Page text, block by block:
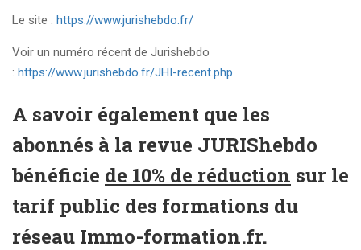
Le site : https://www.jurishebdo.fr/
Voir un numéro récent de Jurishebdo
: https://www.jurishebdo.fr/JHI-recent.php
A savoir également que les
abonnés à la revue JURIShebdo
bénéficie de 10% de réduction sur le
tarif public des formations du
réseau Immo-formation.fr.